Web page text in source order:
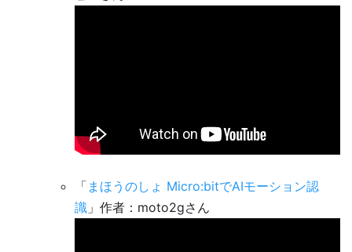
「 まほうのしょ Micro:bitでAIモーション認
識 」作者：moto2gさん